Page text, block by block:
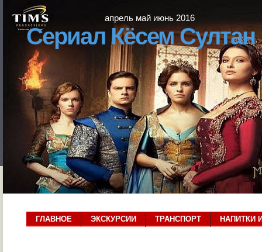
апрель май июнь 2016
Сериал Кёсем Султан
ГЛАВНОЕ ЭКСКУРСИИ ТРАНСПОРТ НАПИТКИ